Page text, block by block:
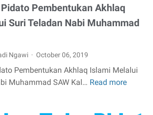
Pembentukan Akhlaq
Suri Teladan Nabi Muhammad
Ngawi October 06, 2019
Pembentukan Akhlaq Islami Melalui
Muhammad SAW Kal… Read more